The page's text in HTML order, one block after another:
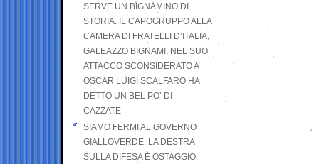
SERVE UN BIGNAMINO DI
STORIA. IL CAPOGRUPPO ALLA
CAMERA DI FRATELLI D’ITALIA,
GALEAZZO BIGNAMI, NEL SUO
ATTACCO SCONSIDERATO A
OSCAR LUIGI SCALFARO HA
DETTO UN BEL PO’ DI
CAZZATE
SIAMO FERMI AL GOVERNO
GIALLOVERDE: LA DESTRA
SULLA DIFESA È OSTAGGIO